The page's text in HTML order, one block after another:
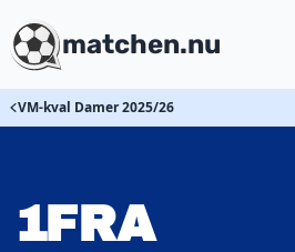
matchen.nu
VM-kval Damer 2025/26
1FRA